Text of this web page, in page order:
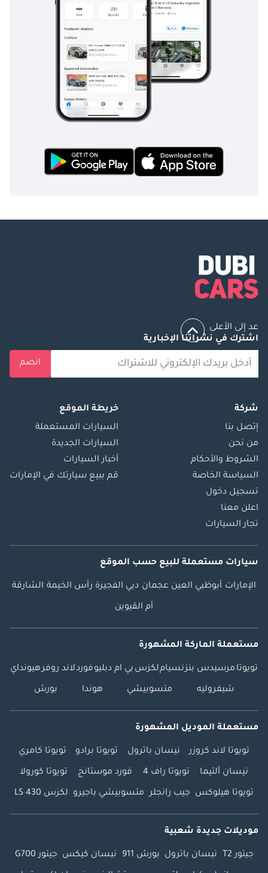
عد إلى الأعلى
اشترك في نشراتنا الإخبارية
انضم
شركة
إتصل بنا
من نحن
الشروط والأحكام
السياسة الخاصة
تسجيل دخول
اعلن معنا
تجار السيارات
خريطة الموقع
السيارات المستعملة
السيارات الجديدة
أخبار السيارات
قم ببيع سيارتك في الإمارات
سيارات مستعملة للبيع حسب الموقع
الإمارات أبوظبي العين عجمان دبي الفجيرة رأس الخيمة الشارقة
أم القيوين
مستعملة الماركة المشهورة
تويوتا مرسيدس بنزنسياملكزس بي ام دبليوفوردلاند روفرهيونداي
شيفروليه متسوبيشي هوندا بورش
مستعملة الموديل المشهورة
تويوتا لاند كروزر نيسان باترول تويوتا برادو تويوتا كامري
نيسان ألتيما تويوتا راف 4 فورد موستانج تويوتا كورولا
تويوتا هيلوكس جيب رانجلر متسوبيشي باجيرو لكزس LS 430
موديلات جديدة شعبية
جيتور T2 نيسان باترول بورش 911 نيسان كيكس جيتور G700